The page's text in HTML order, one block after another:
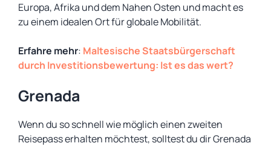
Europa, Afrika und dem Nahen Osten und macht es
zu einem idealen Ort für globale Mobilität.
Erfahre mehr: Maltesische Staatsbürgerschaft
durch Investitionsbewertung: Ist es das wert?
Grenada
Wenn du so schnell wie möglich einen zweiten
Reisepass erhalten möchtest, solltest du dir Grenada